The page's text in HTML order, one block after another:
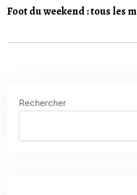
Foot du weekend : tous les
Rechercher